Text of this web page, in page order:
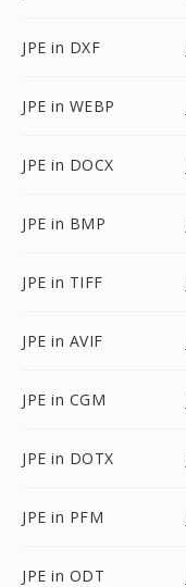
JPE in DXF
JPE in WEBP
JPE in DOCX
JPE in BMP
JPE in TIFF
JPE in AVIF
JPE in CGM
JPE in DOTX
JPE in PFM
JPE in ODT